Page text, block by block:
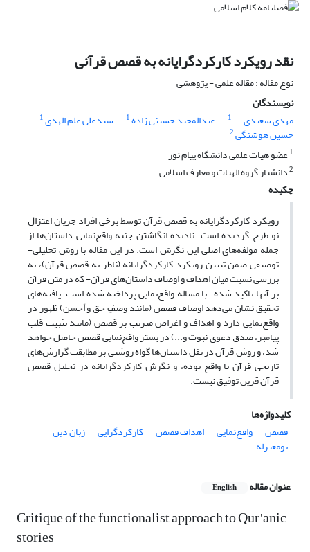
نقد رویکرد کارکردگرایانه به قصص قرآنی
نوع مقاله : مقاله علمی - پژوهشی
نویسندگان
مهدی سعیدی
1 عبدالمجید حسینی زاده1 سیدعلی علم الهدی1
حسین هوشنگی2
1عضو هیات علمی دانشگاه پیام نور
2دانشیار گروه الهیات و معارف اسلامی
چکیده
رویکرد کارکردگرایانه به قصص قرآن توسط برخی افراد جریان اعتزال
نو طرح گردیده است. نادیده انگاشتن جنبه واقع‌نمایی داستان‌ها از
جمله مولفه‌های اصلی این نگرش است. در این مقاله با روش تحلیلی-
توصیفی ضمن تبیین رویکرد کارکردگرایانه (ناظر به قصص قرآن)، به
بررسی نسبت میان اهداف و اوصاف داستان‌های قرآن- که در متن قرآن
بر آنها تاکید شده- با مساله واقع‌نمایی پرداخته شده است. یافته‌های
تحقیق نشان می‌دهد اوصاف قصص (مانند وصفِ حق و أحسن) ظهور در
واقع‌نمایی دارد و اهداف و اغراض مترتب بر قصص (مانند تثبیت قلب
پیامبر، صدق دعوی نبوت و...) در بستر واقع‌نمایی قصص حاصل خواهد
شد، و روش قرآن در نقل داستان‌ها گواه روشنی بر مطابقت گزارش‌های
تاریخی قرآن با واقع بوده، و نگرش کارکردگرایانه در تحلیل قصص
قرآن قرین توفیق نیست.
کلیدواژه‌ها
قصص
واقع‌نمایی اهداف قصص کارکردگرایی زبان دین
نومعتزله
عنوان مقاله English
Critique of the functionalist approach to Qur'anic
stories